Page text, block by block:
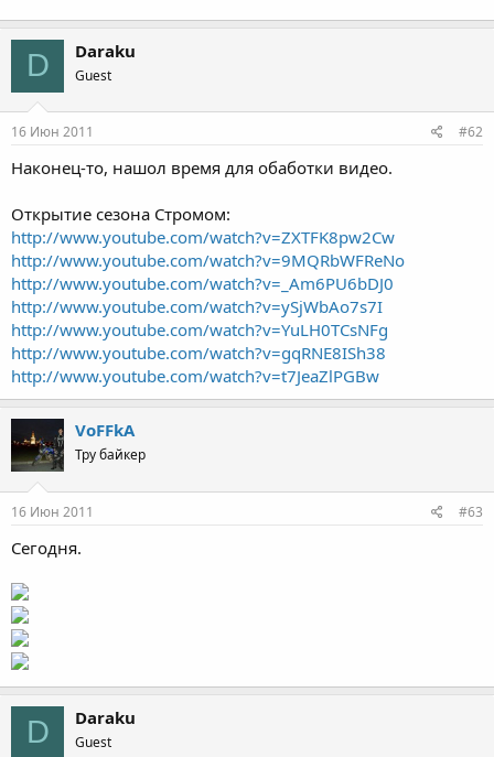
D Daraku
Guest
16 Июн 2011 #62
Наконец-то, нашол время для обаботки видео.
Открытие сезона Стромом:
http://www.youtube.com/watch?v=ZXTFK8pw2Cw
http://www.youtube.com/watch?v=9MQRbWFReNo
http://www.youtube.com/watch?v=_Am6PU6bDJ0
http://www.youtube.com/watch?v=ySjWbAo7s7I
http://www.youtube.com/watch?v=YuLH0TCsNFg
http://www.youtube.com/watch?v=gqRNE8ISh38
http://www.youtube.com/watch?v=t7JeaZlPGBw
VoFFkA
Тру байкер
16 Июн 2011 #63
Сегодня.
D Daraku
Guest